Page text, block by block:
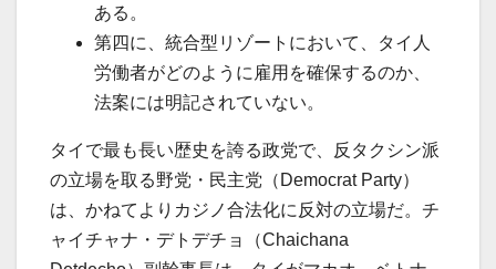
ある。
第四に、統合型リゾートにおいて、タイ人
労働者がどのように雇用を確保するのか、
法案には明記されていない。
タイで最も長い歴史を誇る政党で、反タクシン派
の立場を取る野党・民主党（Democrat Party）
は、かねてよりカジノ合法化に反対の立場だ。チ
ャイチャナ・デトデチョ（Chaichana